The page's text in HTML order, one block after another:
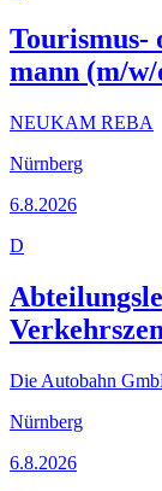
Tourismus-
mann (m/w/
NEUKAM REBA
Nürnberg
6.8.2026
D
Die Autobahn
Nürnberg
6.8.2026